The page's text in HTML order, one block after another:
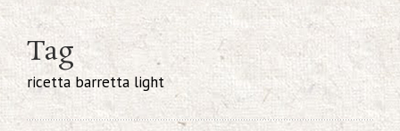
Tag
ricetta barretta light